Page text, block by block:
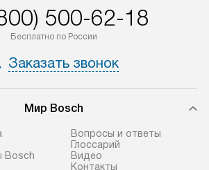
500-62-18
Бесплатно по России
Заказать звонок
Мир Bosch
Bosch
Вопросы и ответы
Глоссарий
Видео
Контакты